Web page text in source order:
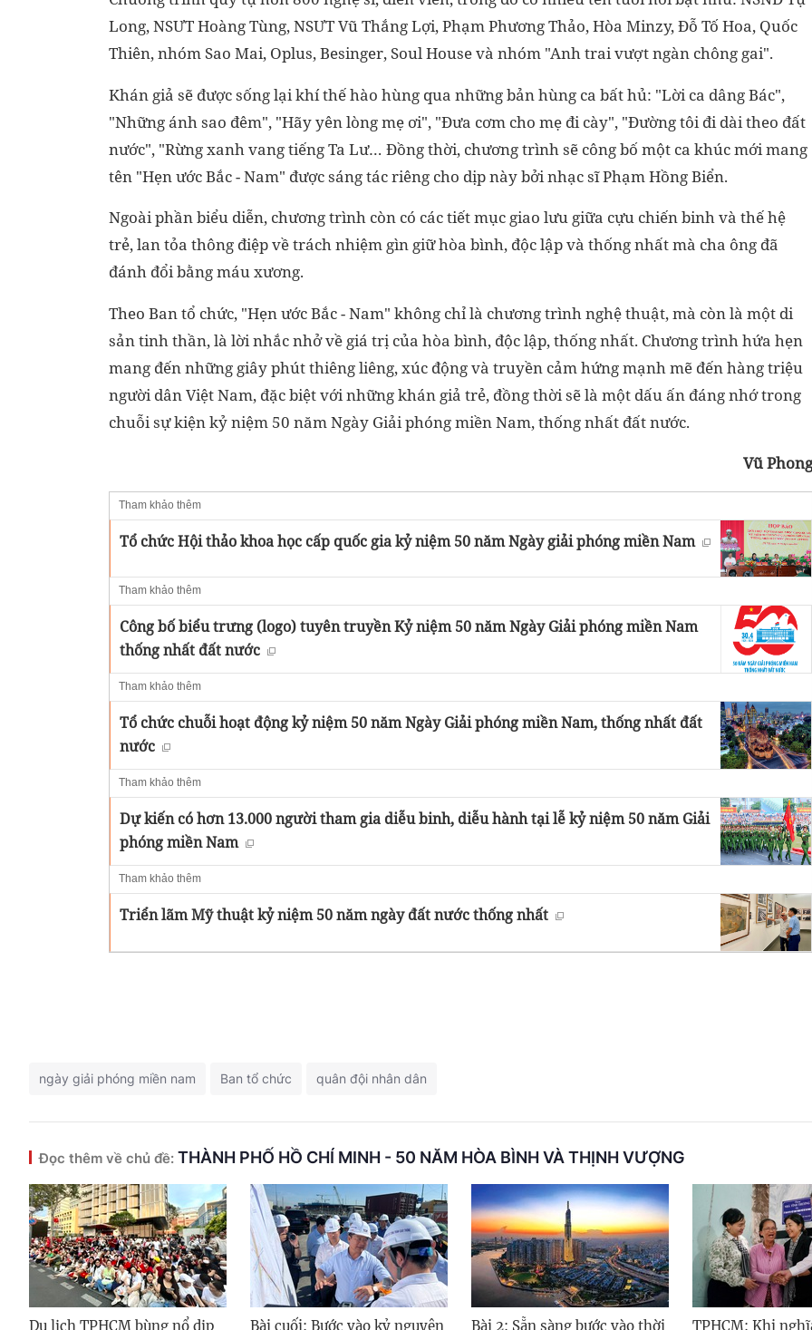
Long, NSƯT Hoàng Tùng, NSƯT Vũ Thắng Lợi, Phạm Phương Thảo, Hòa Minzy, Đỗ Tố Hoa, Quốc
Thiên, nhóm Sao Mai, Oplus, Besinger, Soul House và nhóm "Anh trai vượt ngàn chông gai".
Khán giả sẽ được sống lại khí thế hào hùng qua những bản hùng ca bất hủ: "Lời ca dâng Bác",
"Những ánh sao đêm", "Hãy yên lòng mẹ ơi", "Đưa cơm cho mẹ đi cày", "Đường tôi đi dài theo đất
nước", "Rừng xanh vang tiếng Ta Lư… Đồng thời, chương trình sẽ công bố một ca khúc mới mang
tên "Hẹn ước Bắc - Nam" được sáng tác riêng cho dịp này bởi nhạc sĩ Phạm Hồng Biển.
Ngoài phần biểu diễn, chương trình còn có các tiết mục giao lưu giữa cựu chiến binh và thế hệ
trẻ, lan tỏa thông điệp về trách nhiệm gìn giữ hòa bình, độc lập và thống nhất mà cha ông đã
đánh đổi bằng máu xương.
Theo Ban tổ chức, "Hẹn ước Bắc - Nam" không chỉ là chương trình nghệ thuật, mà còn là một di
sản tinh thần, là lời nhắc nhở về giá trị của hòa bình, độc lập, thống nhất. Chương trình hứa hẹn
mang đến những giây phút thiêng liêng, xúc động và truyền cảm hứng mạnh mẽ đến hàng triệu
người dân Việt Nam, đặc biệt với những khán giả trẻ, đồng thời sẽ là một dấu ấn đáng nhớ trong
chuỗi sự kiện kỷ niệm 50 năm Ngày Giải phóng miền Nam, thống nhất đất nước.
Vũ Phong
Tham khảo thêm
Tổ chức Hội thảo khoa học cấp quốc gia kỷ niệm 50 năm Ngày giải phóng miền Nam
Tham khảo thêm
Công bố biểu trưng (logo) tuyên truyền Kỷ niệm 50 năm Ngày Giải phóng miền Nam
thống nhất đất nước
Tham khảo thêm
Tổ chức chuỗi hoạt động kỷ niệm 50 năm Ngày Giải phóng miền Nam, thống nhất đất
nước
Tham khảo thêm
Dự kiến có hơn 13.000 người tham gia diễu binh, diễu hành tại lễ kỷ niệm 50 năm Giải
phóng miền Nam
Tham khảo thêm
Triển lãm Mỹ thuật kỷ niệm 50 năm ngày đất nước thống nhất
ngày giải phóng miền nam Ban tổ chức quân đội nhân dân
Đọc thêm về chủ đề: THÀNH PHỐ HỒ CHÍ MINH - 50 NĂM HÒA BÌNH VÀ THỊNH VƯỢNG
Du lịch TPHCM bùng nổ dịp Bài cuối: Bước vào kỷ nguyên Bài 2: Sẵn sàng bước vào thời TPHCM: Khi